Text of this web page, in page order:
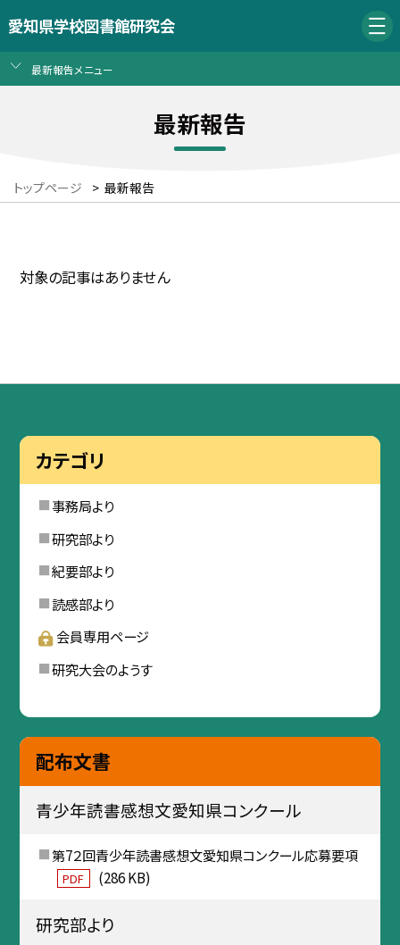
愛知県学校図書館研究会
最新報告メニュー
最新報告
トップページ > 最新報告
対象の記事はありません
カテゴリ
事務局より
研究部より
紀要部より
読感部より
会員専用ページ
研究大会のようす
配布文書
青少年読書感想文愛知県コンクール
第7２回青少年読書感想文愛知県コンクール応募要項
PDF (286 KB)
研究部より